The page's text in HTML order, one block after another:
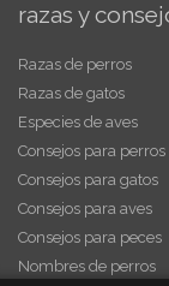
razas y
Razas de perros
Razas de gatos
Especies de aves
Consejos para perros
Consejos para gatos
Consejos para aves
Consejos para peces
Nombres de perros